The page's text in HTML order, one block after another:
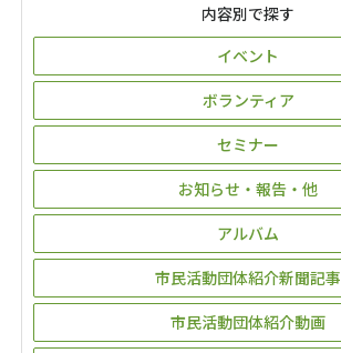
内容別で探す
イベント
ボランティア
セミナー
お知らせ・報告・他
アルバム
市民活動団体紹介新聞記事
市民活動団体紹介動画